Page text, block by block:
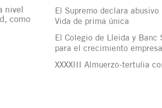
nivel
como
El Supremo declara
Vida de prima única
El Colegio de Lleida y Banc
para el crecimiento
XXXXIII Almuerzo-tertulia